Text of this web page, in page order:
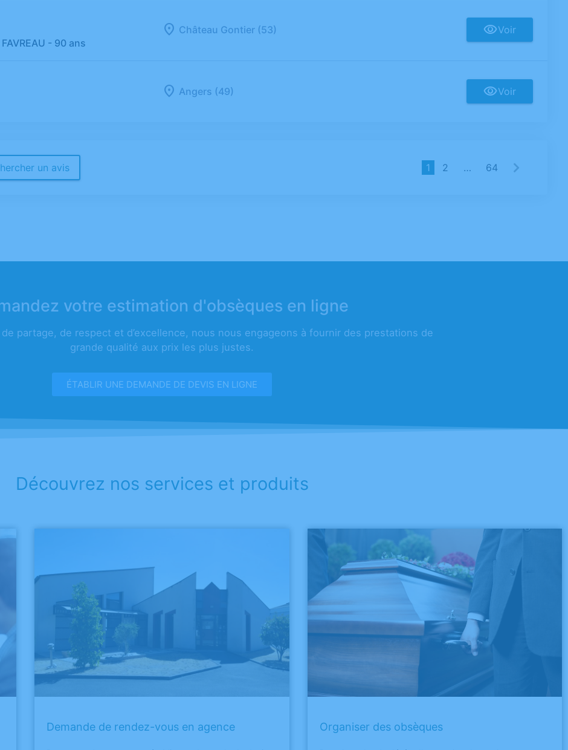
- 90 ans
Château Gontier (53) Voir
Angers (49) Voir
un avis 1 2 … 64
votre estimation d'obsèques en ligne
partage, de respect et d’excellence, nous nous engageons à fournir des prestations de
grande qualité aux prix les plus justes.
ÉTABLIR UNE DEMANDE DE DEVIS EN LIGNE
Découvrez nos services et produits
Demande de rendez-vous en agence Organiser des obsèques